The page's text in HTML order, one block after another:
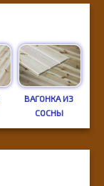
ВАГОНКА ИЗ
СОСНЫ